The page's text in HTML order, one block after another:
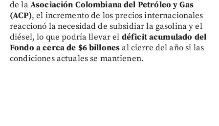
de laAsociación Colombiana del Petróleo y Gas
(ACP), el incremento de los precios internacionales
reaccionó la necesidad de subsidiar la gasolina y el
diésel, lo que podría llevar el déficit acumulado del
Fondo a cerca de $6 billonesal cierre del año si las
condiciones actuales se mantienen.